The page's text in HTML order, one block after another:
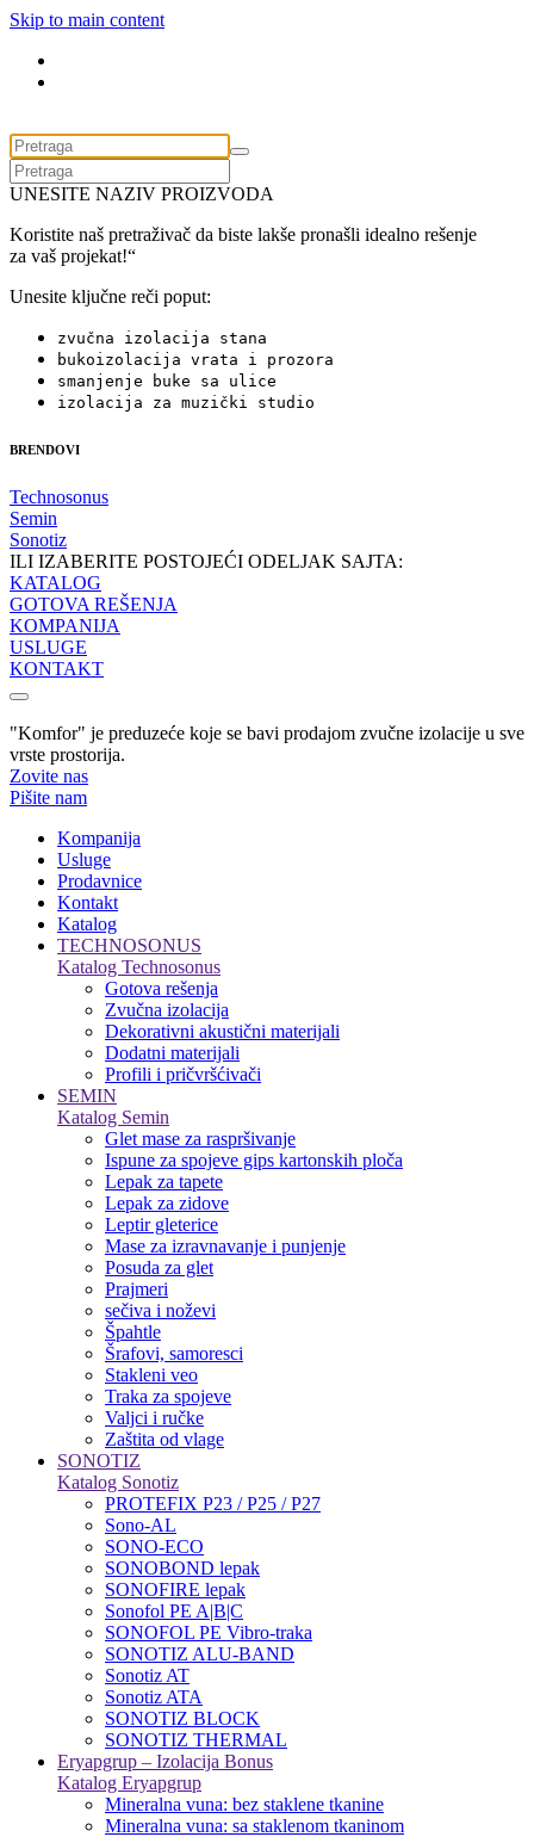
Skip to main content
UNESITE NAZIV PROIZVODA
Koristite naš pretraživač da biste lakše pronašli idealno rešenje
za vaš projekat!“
Unesite ključne reči poput:
zvučna izolacija stana
bukoizolacija vrata i prozora
smanjenje buke sa ulice
izolacija za muzički studio
BRENDOVI
Technosonus
Semin
Sonotiz
ILI IZABERITE POSTOJEĆI ODELJAK SAJTA:
KATALOG
GOTOVA REŠENJA
KOMPANIJA
USLUGE
KONTAKT
"Komfor" je preduzeće koje se bavi prodajom zvučne izolacije u sve
vrste prostorija.
Zovite nas
Pišite nam
Kompanija
Usluge
Prodavnice
Kontakt
Katalog
TECHNOSONUS
Katalog Technosonus
Gotova rešenja
Zvučna izolacija
Dekorativni akustični materijali
Dodatni materijali
Profili i pričvršćivači
SEMIN
Katalog Semin
Glet mase za raspršivanje
Ispune za spojeve gips kartonskih ploča
Lepak za tapete
Lepak za zidove
Leptir gleterice
Mase za izravnavanje i punjenje
Posuda za glet
Prajmeri
sečiva i noževi
Špahtle
Šrafovi, samoresci
Stakleni veo
Traka za spojeve
Valjci i ručke
Zaštita od vlage
SONOTIZ
Katalog Sonotiz
PROTEFIX P23 / P25 / P27
Sono-AL
SONO-ECO
SONOBOND lepak
SONOFIRE lepak
Sonofol PE A|B|C
SONOFOL PE Vibro-traka
SONOTIZ ALU-BAND
Sonotiz AT
Sonotiz ATA
SONOTIZ BLOCK
SONOTIZ THERMAL
Eryapgrup – Izolacija Bonus
Katalog Eryapgrup
Mineralna vuna: bez staklene tkanine
Mineralna vuna: sa staklenom tkaninom